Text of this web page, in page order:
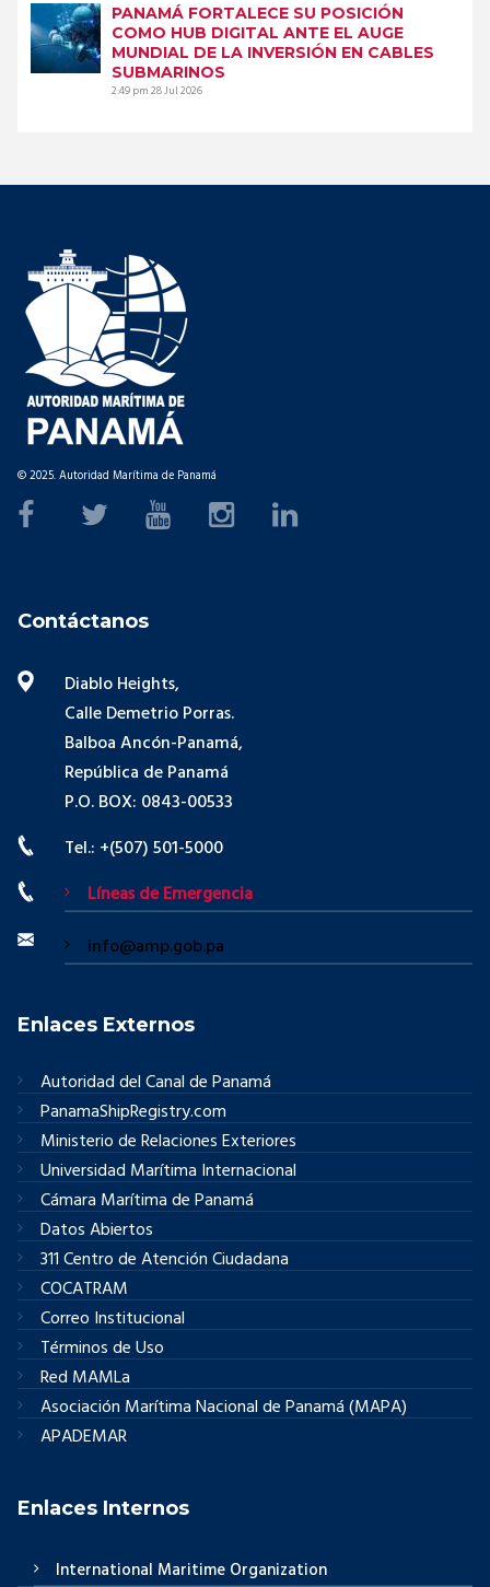
PANAMÁ FORTALECE SU POSICIÓN
COMO HUB DIGITAL ANTE EL AUGE
MUNDIAL DE LA INVERSIÓN EN CABLES
SUBMARINOS
2:49 pm28 Jul 2026
© 2025. Autoridad Marítima de Panamá
Contáctanos
Diablo Heights,
Calle Demetrio Porras.
Balboa Ancón-Panamá,
República de Panamá
P.O. BOX: 0843-00533
Tel.: +(507) 501-5000
Líneas de Emergencia
info@amp.gob.pa
Enlaces Externos
Autoridad del Canal de Panamá
PanamaShipRegistry.com
Ministerio de Relaciones Exteriores
Universidad Marítima Internacional
Cámara Marítima de Panamá
Datos Abiertos
311 Centro de Atención Ciudadana
COCATRAM
Correo Institucional
Términos de Uso
Red MAMLa
Asociación Marítima Nacional de Panamá (MAPA)
APADEMAR
Enlaces Internos
International Maritime Organization